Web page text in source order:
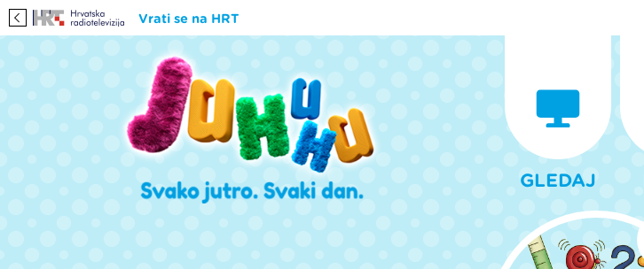
Vrati se na HRT
GLEDAJ